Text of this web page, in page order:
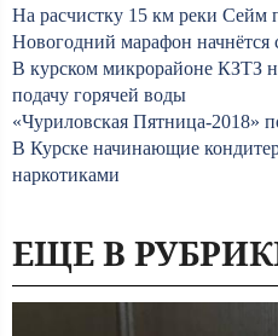
На расчистку 15 км реки Сейм
Новогодний марафон начнётся
В курском микрорайоне КЗТЗ
подачу горячей воды
«Чуриловская Пятница-2018»
В Курске начинающие
наркотиками
ЕЩЕ В